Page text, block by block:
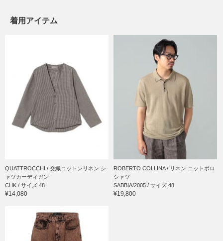
着用アイテム
QUATTROCCHI / 交織コットンリネン シ
ャツカーディガン
CHK / サイズ 48
¥14,080
ROBERTO COLLINA / リネン ニットポロ
シャツ
SABBIA/2005 / サイズ 48
¥19,800